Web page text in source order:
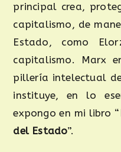
principal crea,
capitalismo, de
Estado, como
capitalismo. Marx
pillería intelectual
instituye, en lo
expongo en mi libro “
del Estado”.